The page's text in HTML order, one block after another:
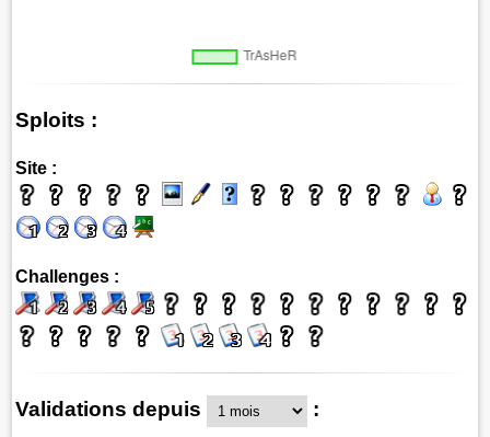
Sploits :
Site :
Challenges :
Validations depuis :